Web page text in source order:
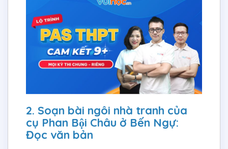
2. Soạn bài ngôi nhà tranh của
cụ Phan Bội Châu ở Bến Ngự:
Đọc văn bản